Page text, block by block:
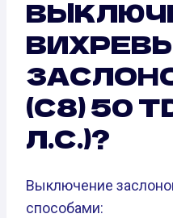
(C8) 50
Л.С.)?
Выключение
способами: